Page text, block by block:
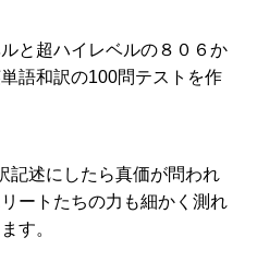
と超ハイレベルの８０６か
語和訳の100問テストを作
記述にしたら真価が問われ
ートたちの力も細かく測れ
す。